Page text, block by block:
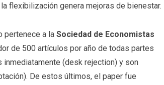
flexibilización genera mejoras de bienestar.
pertenece a laSociedad de Economistas
de 500 artículos por año de todas partes
inmediatamente (desk rejection) y son
De estos últimos, el paper fue